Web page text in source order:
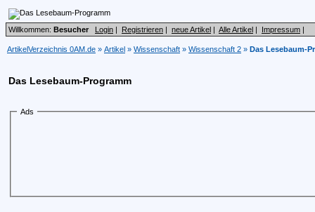
Willkommen: Besucher Login | Registrieren | neue Artikel | Alle Artikel | Impressum |
ArtikelVerzeichnis 0AM.de » Artikel » Wissenschaft » Wissenschaft 2 » Das Lesebaum-
Das Lesebaum-Programm
Ads